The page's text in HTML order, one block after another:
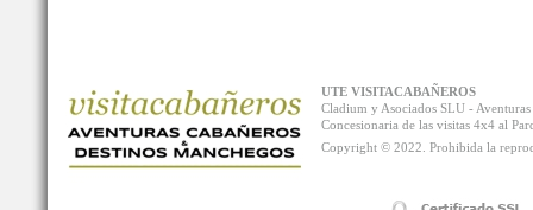
UTE VISITACABAÑEROS
Cladium y Asociados SLU -
Concesionaria de las visitas 4x4 al
Copyright © 2022. Prohibida la